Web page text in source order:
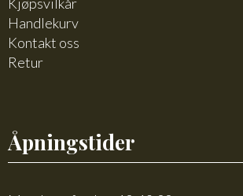
Handlekurv
Kontakt oss
Retur
Åpningstider